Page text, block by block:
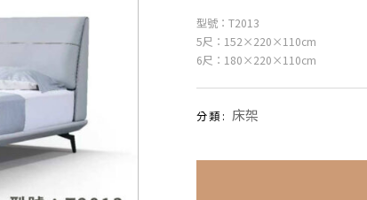
型號：T2013
5尺：152×220×110cm
6尺：180×220×110cm
分類: 床架